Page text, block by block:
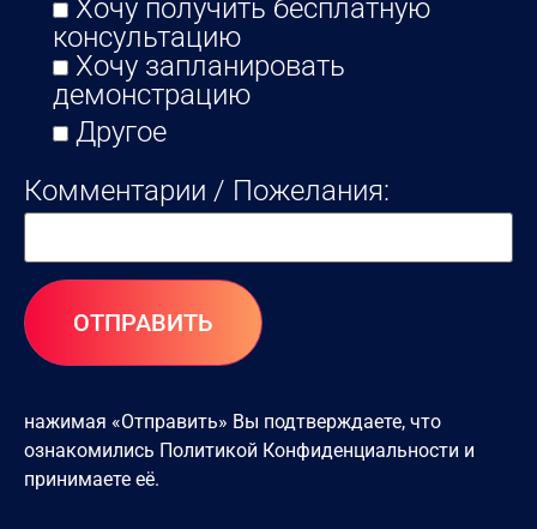
Хочу получить бесплатную
консультацию
Хочу запланировать
демонстрацию
Другое
Комментарии / Пожелания:
нажимая «Отправить» Вы подтверждаете, что
ознакомились Политикой Конфиденциальности и
принимаете её.